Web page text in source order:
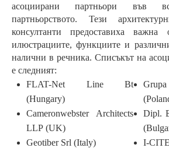
асоциирани партньори във
партньорството. Тези
консултанти предоставиха важна
илюстрациите, функциите и
налични в речника. Списъкът на
е следният:
FLAT-Net Line Bt
(Hungary)
Cameronwebster Architects
LLP (UK)
Geotiber Srl (Italy)
Dipl.
I-